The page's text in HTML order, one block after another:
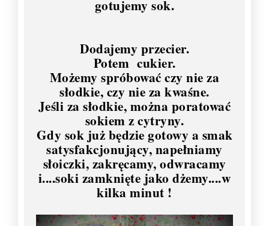
gotujemy sok.
Dodajemy przecier.
Potem cukier.
Możemy spróbować czy nie za
słodkie, czy nie za kwaśne.
Jeśli za słodkie, można poratować
sokiem z cytryny.
Gdy sok już będzie gotowy a smak
satysfakcjonujący, napełniamy
słoiczki, zakręcamy, odwracamy
i....soki zamknięte jako dżemy....w
kilka minut !